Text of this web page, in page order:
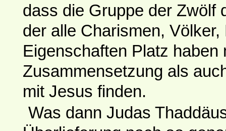
dass die Gruppe der Zwölf
der alle Charismen,
Eigenschaften Platz
Zusammensetzung als
mit Jesus finden.
Was dann Judas